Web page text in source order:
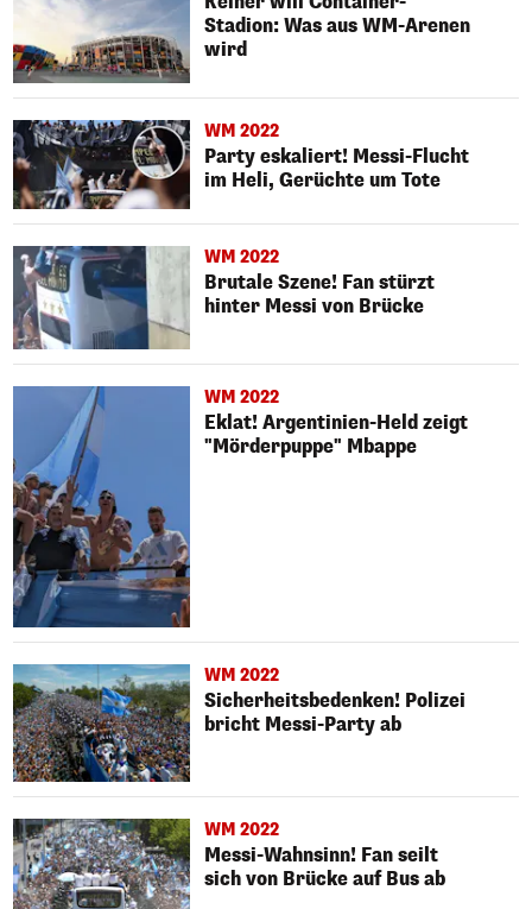
Stadion: Was aus WM-Arenen
wird
WM 2022
Party eskaliert! Messi-Flucht
im Heli, Gerüchte um Tote
WM 2022
Brutale Szene! Fan stürzt
hinter Messi von Brücke
WM 2022
Eklat! Argentinien-Held zeigt
"Mörderpuppe" Mbappe
WM 2022
Sicherheitsbedenken! Polizei
bricht Messi-Party ab
WM 2022
Messi-Wahnsinn! Fan seilt
sich von Brücke auf Bus ab